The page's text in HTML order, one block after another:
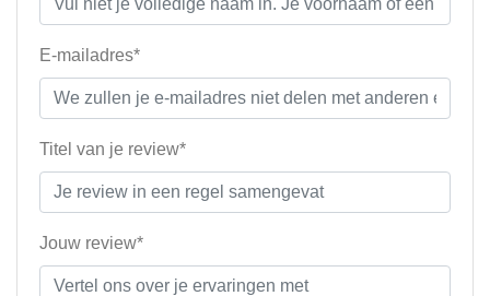
E-mailadres*
Titel van je review*
Jouw review*